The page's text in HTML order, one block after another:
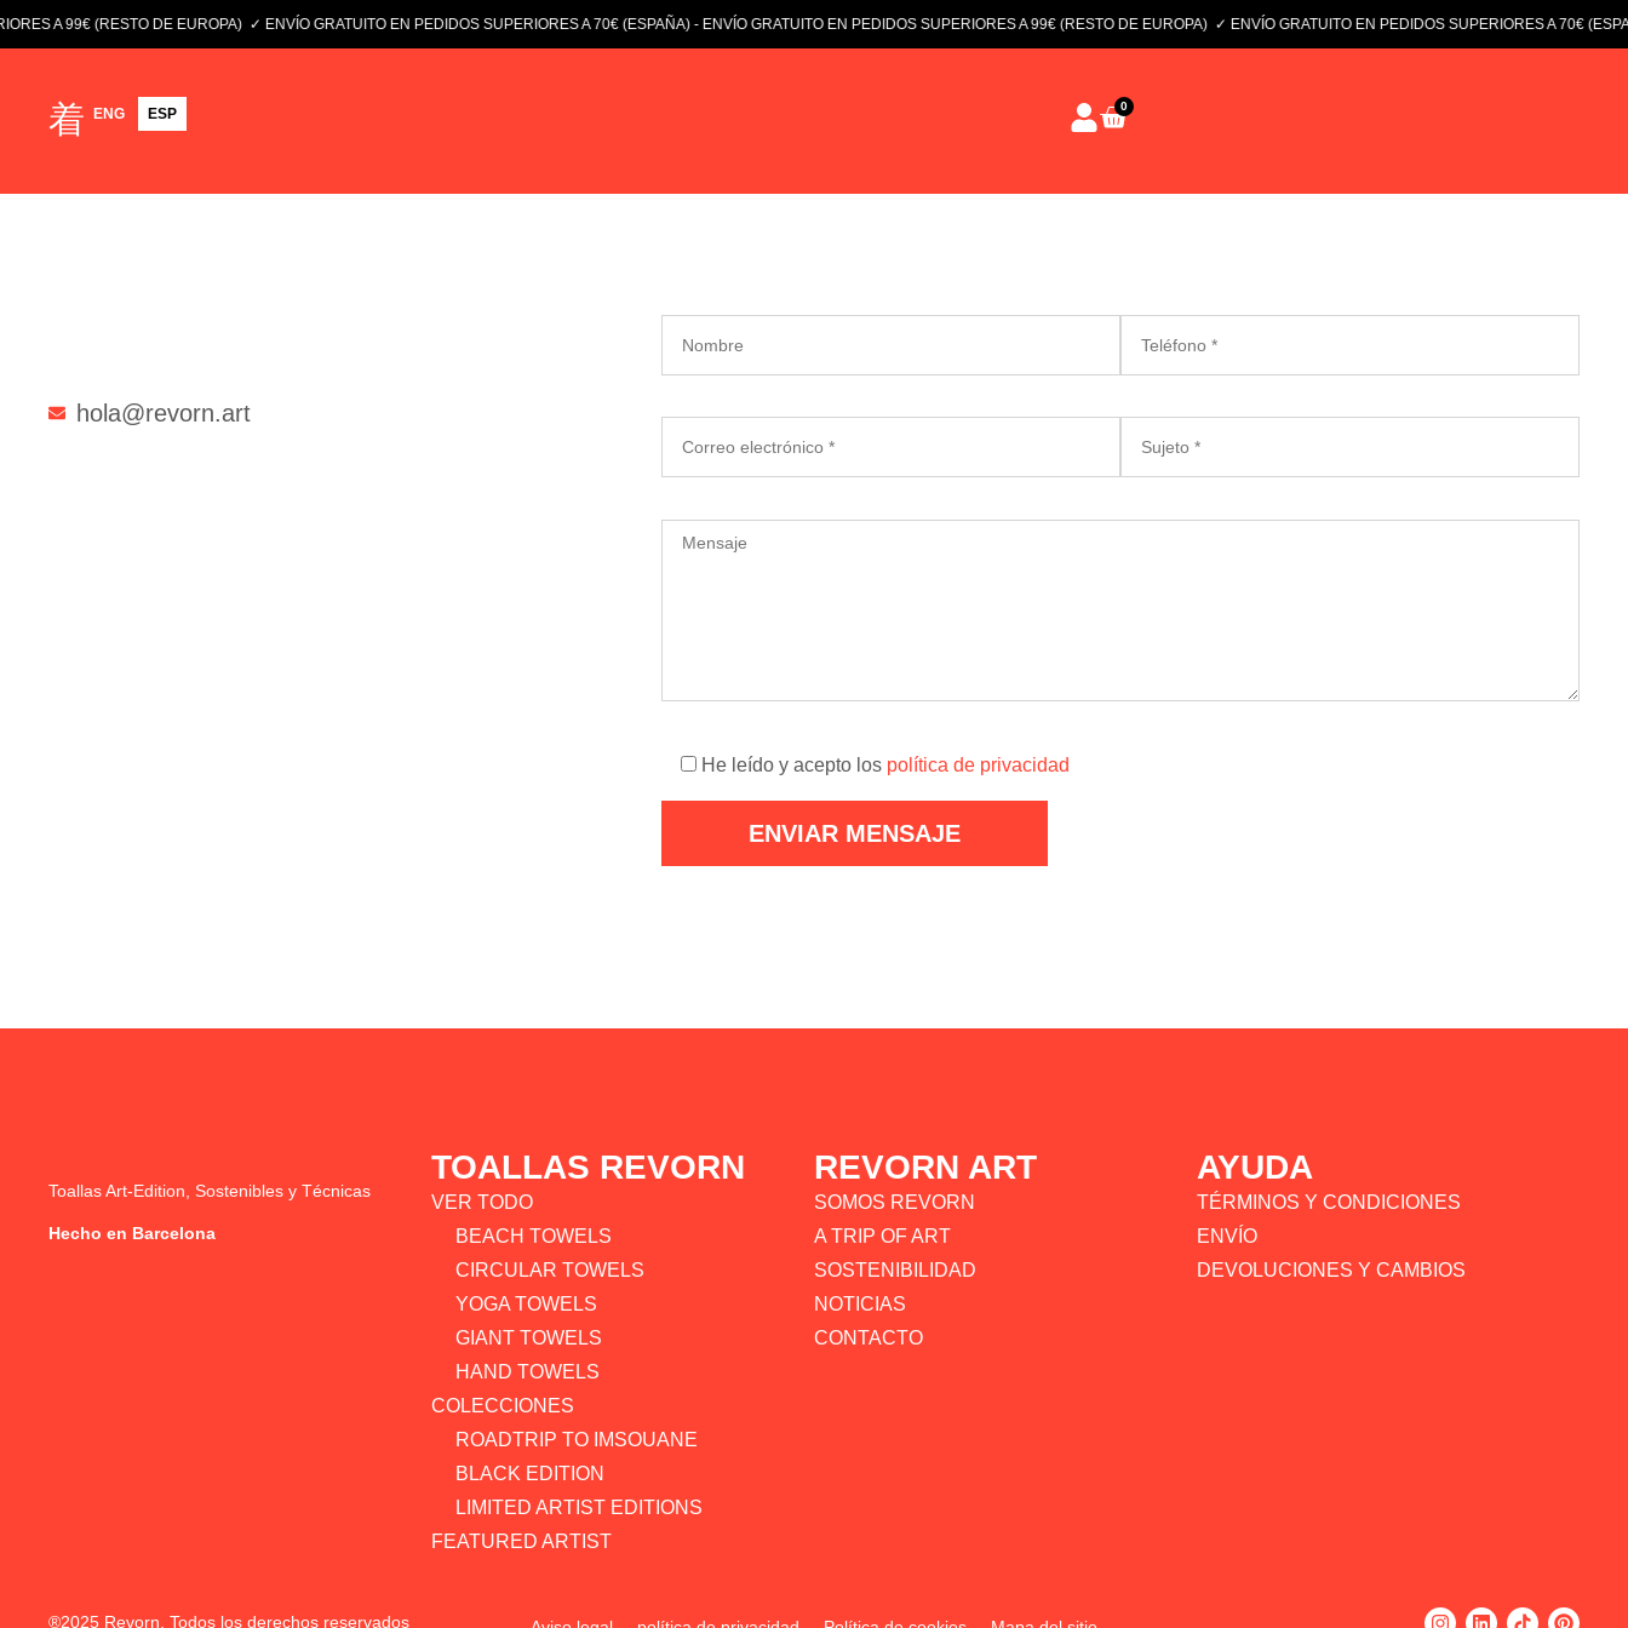
A 99€ (RESTO DE EUROPA) ✓ ENVÍO GRATUITO EN PEDIDOS SUPERIORES A 70€ (ESPAÑA) - ENVÍO GRATUITO EN PEDIDOS SUPERIORES A 99€ (RESTO DE EUROPA) ✓ ENVÍO GRATUITO EN PEDIDOS SUPERIORES A 70€
ENG ESP 0
hola@revorn.art
He leído y acepto los política de privacidad
Toallas Art-Edition, Sostenibles y Técnicas
Hecho en Barcelona
TOALLAS REVORN
VER TODO
BEACH TOWELS
CIRCULAR TOWELS
YOGA TOWELS
GIANT TOWELS
HAND TOWELS
COLECCIONES
ROADTRIP TO IMSOUANE
BLACK EDITION
LIMITED ARTIST EDITIONS
FEATURED ARTIST
REVORN ART
SOMOS REVORN
A TRIP OF ART
SOSTENIBILIDAD
NOTICIAS
CONTACTO
AYUDA
TÉRMINOS Y CONDICIONES
ENVÍO
DEVOLUCIONES Y CAMBIOS
®2025 Revorn, Todos los derechos reservados